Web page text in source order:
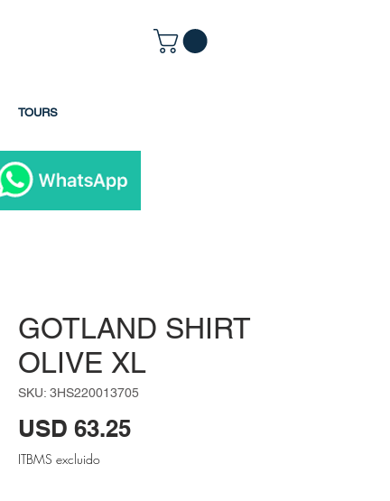
TOURS
GOTLAND SHIRT
OLIVE XL
SKU: 3HS220013705
USD 63.25Precio
ITBMS excluido